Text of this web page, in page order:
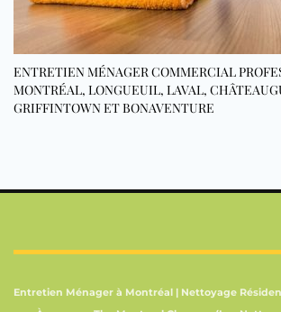
ENTRETIEN MÉNAGER COMMERCIAL
MONTRÉAL, LONGUEUIL, LAVAL,
GRIFFINTOWN ET BONAVENTURE
Entretien Ménager à Montréal | Nettoyage